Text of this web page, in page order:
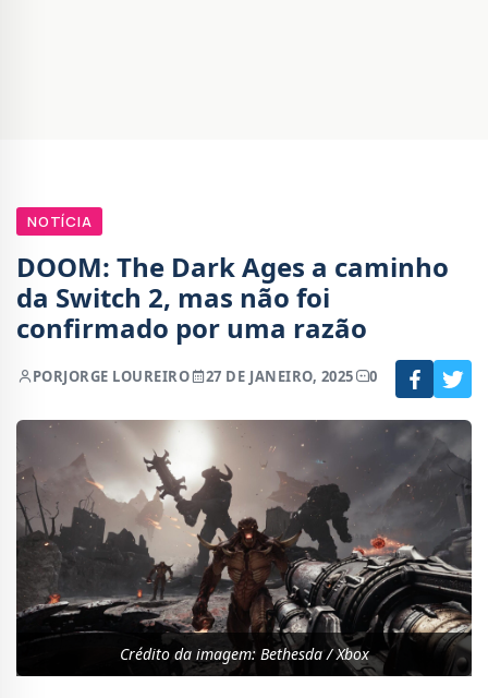
NOTÍCIA
DOOM: The Dark Ages a caminho
da Switch 2, mas não foi
confirmado por uma razão
PORJORGE LOUREIRO 27 DE JANEIRO, 2025 0
Crédito da imagem: Bethesda / Xbox